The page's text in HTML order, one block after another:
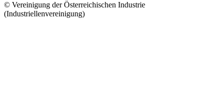
© Vereinigung der Österreichischen Industrie
(Industriellenvereinigung)